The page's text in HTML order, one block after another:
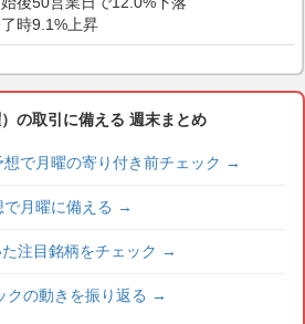
了時9.1%上昇
の取引に備える 週末まとめ
で月曜の寄り付き前チェック →
月曜に備える →
注目銘柄をチェック →
クの動きを振り返る →